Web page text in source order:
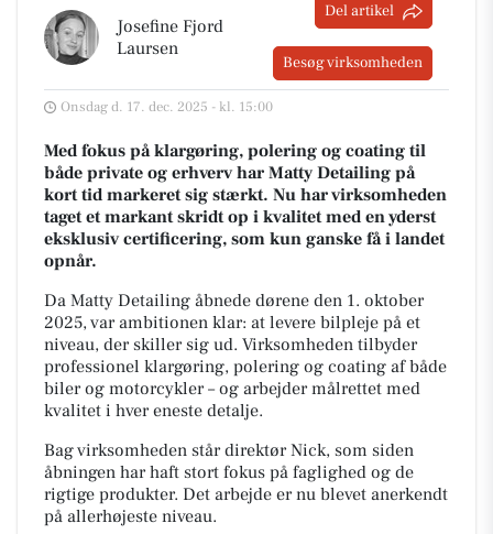
Josefine Fjord
Laursen
Del artikel
Besøg virksomheden
Onsdag d. 17. dec. 2025 - kl. 15:00
Med fokus på klargøring, polering og coating til
både private og erhverv har Matty Detailing på
kort tid markeret sig stærkt. Nu har virksomheden
taget et markant skridt op i kvalitet med en yderst
eksklusiv certificering, som kun ganske få i landet
opnår.
Da Matty Detailing åbnede dørene den 1. oktober
2025, var ambitionen klar: at levere bilpleje på et
niveau, der skiller sig ud. Virksomheden tilbyder
professionel klargøring, polering og coating af både
biler og motorcykler – og arbejder målrettet med
kvalitet i hver eneste detalje.
Bag virksomheden står direktør Nick, som siden
åbningen har haft stort fokus på faglighed og de
rigtige produkter. Det arbejde er nu blevet anerkendt
på allerhøjeste niveau.